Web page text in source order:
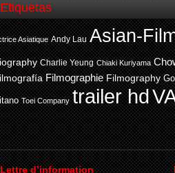
Etiquetas
Asiatique Andy Lau Asian-
Charlie Yeung Chiaki Kuriyama
Filmographie Filmography
Toei Company trailer hd
Lettre d’information